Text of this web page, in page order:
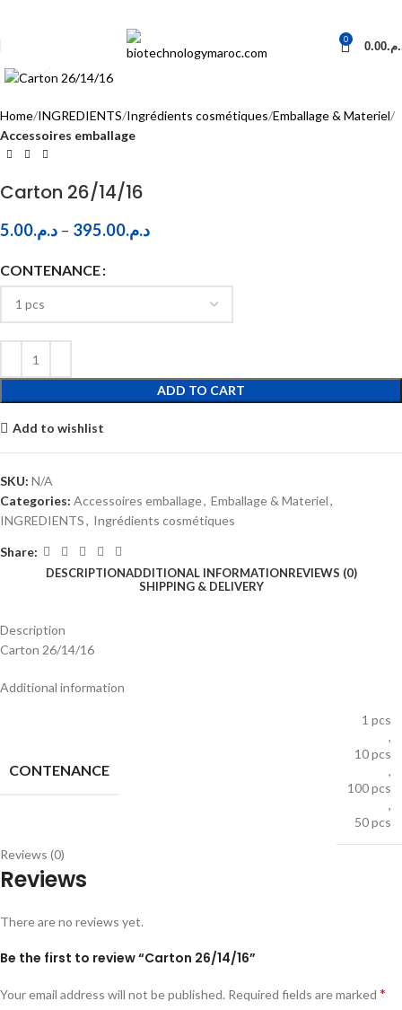
0 0.00
Click to enlarge
Home INGREDIENTS Ingrédients cosmétiques Emballage & Materiel
Accessoires emballage
Carton 26/14/16
د.م.5.00 – د.م.395.00
CONTENANCE
ADD TO CART
Add to wishlist
SKU: N/A
Categories: Accessoires emballage, Emballage & Materiel,
INGREDIENTS, Ingrédients cosmétiques
Share:
DESCRIPTIONADDITIONAL INFORMATIONREVIEWS (0)
SHIPPING & DELIVERY
Description
Carton 26/14/16
Additional information
CONTENANCE
1 pcs
,
10 pcs
,
100 pcs
,
50 pcs
Reviews (0)
Reviews
There are no reviews yet.
Be the first to review “Carton 26/14/16”
Your email address will not be published. Required fields are marked *